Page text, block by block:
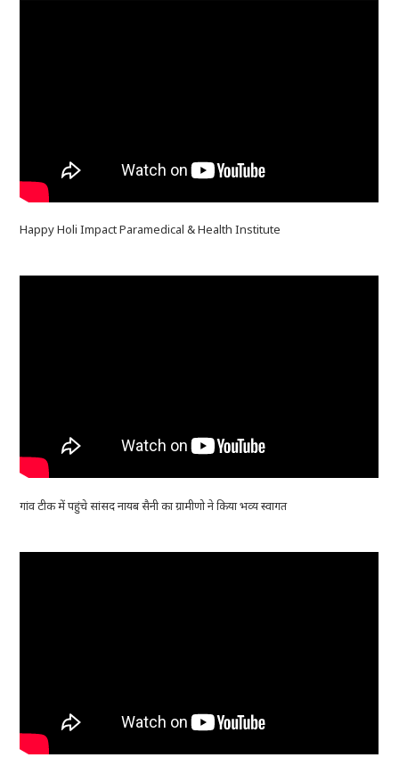
Happy Holi Impact Paramedical & Health Institute
गांव टीक में पहुंचे सांसद नायब सैनी का ग्रामीणो ने किया भव्य स्वागत